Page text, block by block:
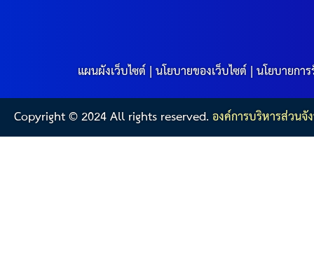
แผนผังเว็บไซต์|นโยบายของเว็บไซต์|นโยบายกา
Copyright © 2024 All rights reserved.องค์การบริหารส่วน